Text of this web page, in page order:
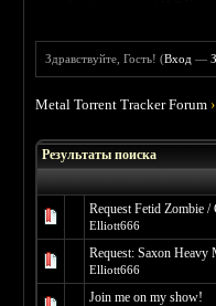
Здравствуйте, Гость! (Вход —
Metal Torrent Tracker Forum
Результаты поиска
Request Fetid Zombie
Elliott666
Request: Saxon Heavy
Elliott666
Join me on my show!